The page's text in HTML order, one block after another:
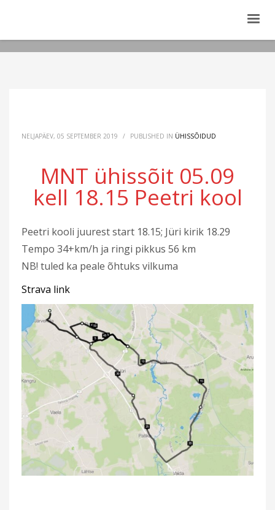
NELJAPÄEV, 05 SEPTEMBER 2019 / PUBLISHED IN ÜHISSÕIDUD
MNT ühissõit 05.09
kell 18.15 Peetri kool
Peetri kooli juurest start 18.15; Jüri kirik 18.29
Tempo 34+km/h ja ringi pikkus 56 km
NB! tuled ka peale õhtuks vilkuma
Strava link